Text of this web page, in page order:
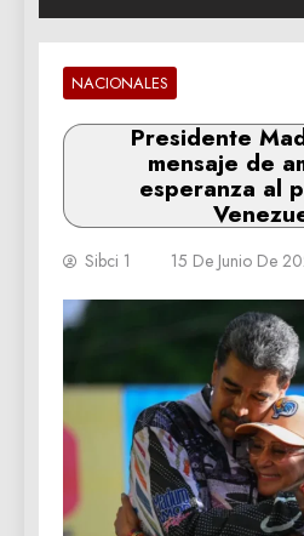
NACIONALES
Presidente
mensaje de
esperanza al
Sibci 1 15 De Junio De